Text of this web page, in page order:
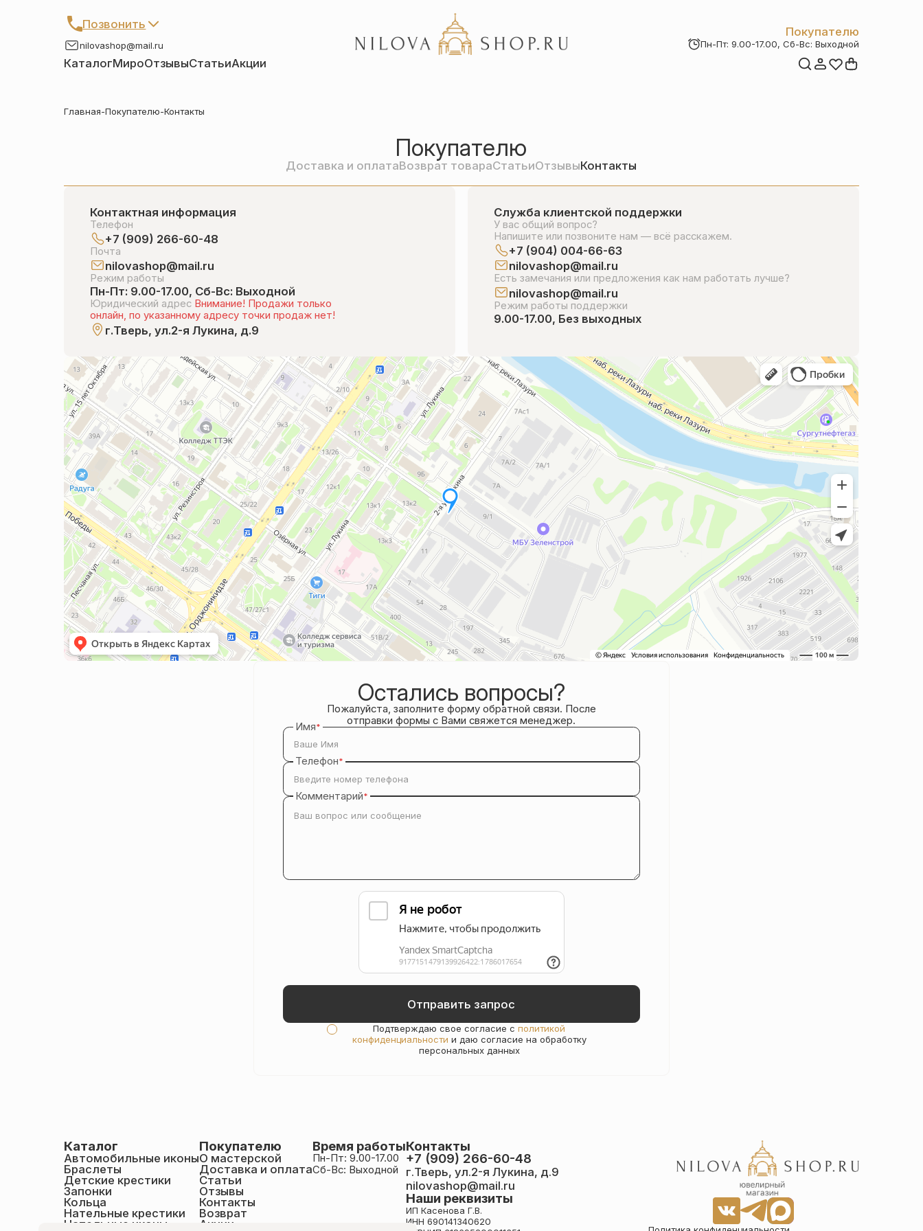
Позвонить
+7 (909) 266-60-48
+7 (906) 655-37-20
nilovashop@mail.ru
Покупателю
Пн-Пт: 9.00-17.00, Сб-Вс: Выходной
КаталогМироОтзывыСтатьиАкции
Автомобильные иконы
Складни
Статуэтки святых
Упаковка
Цепи
Чётки
Шнурки на шею
Другое
Статьи
Главная-Покупателю-Контакты
Покупателю
Доставка и оплатаВозврат товараСтатьиОтзывыКонтакты
Контактная информация
Телефон
+7 (909) 266-60-48
Почта
nilovashop@mail.ru
Режим работы
Пн-Пт: 9.00-17.00, Сб-Вс: Выходной
Юридический адрес Внимание! Продажи только
онлайн, по указанному адресу точки продаж нет!
г.Тверь, ул.2-я Лукина, д.9
Служба клиентской поддержки
У вас общий вопрос?
Напишите или позвоните нам — всё расскажем.
+7 (904) 004-66-63
nilovashop@mail.ru
Есть замечания или предложения как нам работать лучше?
nilovashop@mail.ru
Режим работы поддержки
9.00-17.00, Без выходных
Остались вопросы?
Пожалуйста, заполните форму обратной связи. После
отправки формы с Вами свяжется менеджер.
Имя*
Телефон*
Комментарий*
Подтверждаю свое согласие сполитикой
конфиденциальности и даю согласие на обработку
персональных данных
Каталог
Автомобильные иконы
Браслеты
Детские крестики
Запонки
Кольца
Нательные крестики
Нательные иконы
Покупателю
О мастерской
Доставка и оплата
Статьи
Отзывы
Контакты
Возврат
Акции
Время работы
Пн-Пт: 9.00-17.00
Сб-Вс: Выходной
Контакты
+7 (909) 266-60-48
г.Тверь, ул.2-я Лукина, д.9
nilovashop@mail.ru
Наши реквизиты
ИП Касенова Г.В.
ИНН 690141340620